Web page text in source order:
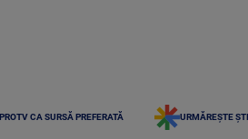
CA SURSĂ PREFERATĂ URMĂREȘTE